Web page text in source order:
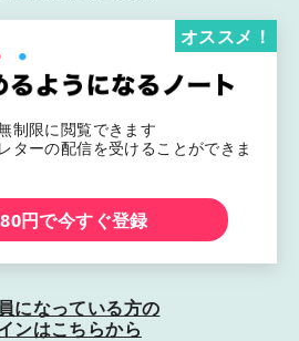
制限に閲覧できます
ターの配信を受けることができま
オススメ！
円で今すぐ登録
になっている方の
ンはこちらから